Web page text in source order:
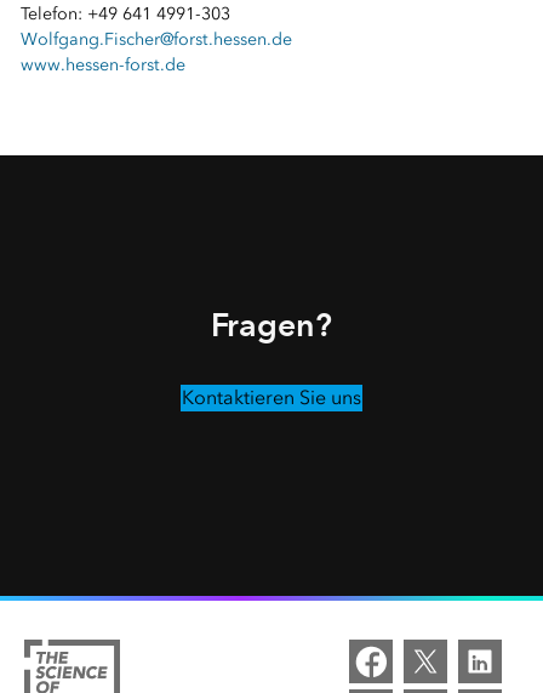
Telefon: +49 641 4991-303
Wolfgang.Fischer@forst.hessen.de
www.hessen-forst.de
Fragen?
Kontaktieren Sie uns